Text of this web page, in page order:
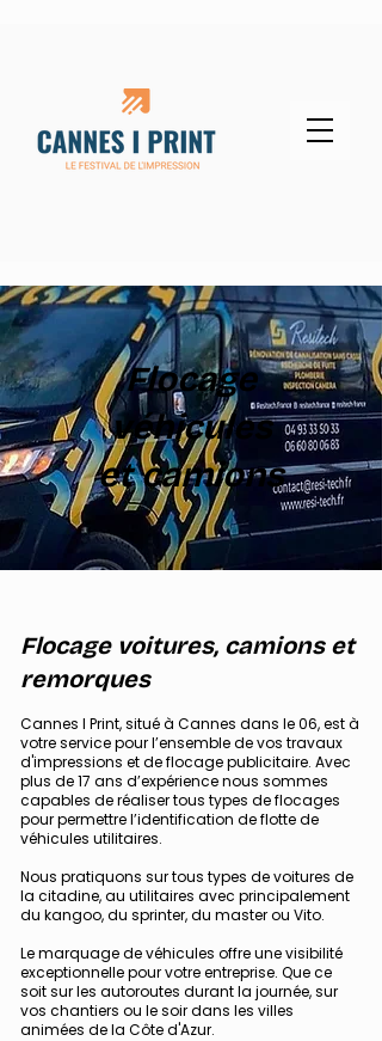
Flocage
véhicules
et camions
Flocage voitures, camions et
remorques
Cannes I Print, situé à Cannes dans le 06, est à
votre service pour l’ensemble de vos travaux
d'impressions et de flocage publicitaire. Avec
plus de 17 ans d’expérience nous sommes
capables de réaliser tous types de flocages
pour permettre l’identification de flotte de
véhicules utilitaires.
Nous pratiquons sur tous types de voitures de
la citadine, au utilitaires avec principalement
du kangoo, du sprinter, du master ou Vito.
Le marquage de véhicules offre une visibilité
exceptionnelle pour votre entreprise. Que ce
soit sur les autoroutes durant la journée, sur
vos chantiers ou le soir dans les villes
animées de la Côte d'Azur.